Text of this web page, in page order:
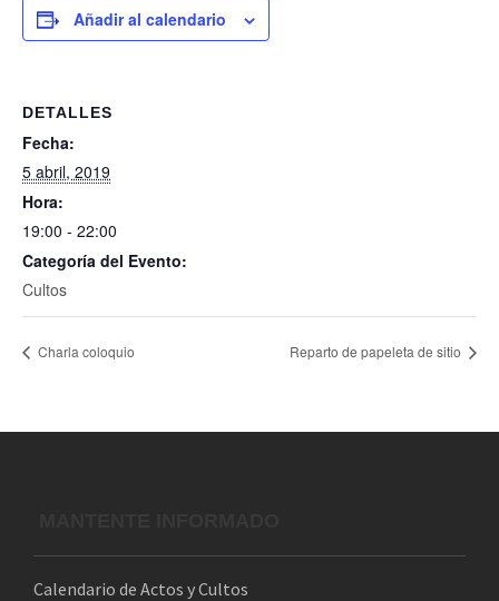
Añadir al calendario
DETALLES
Fecha:
5 abril, 2019
Hora:
19:00 - 22:00
Categoría del Evento:
Cultos
Charla coloquio Reparto de papeleta de sitio
Calendario de Actos y Cultos